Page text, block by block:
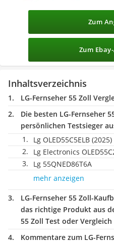
Zum
Zum
Inhaltsverzeichnis
LG-Fernseher 55 Zoll
Die besten LG-Fernseher
persönlichen Testsieger
Lg OLED55C5ELB (2025)
Lg Electronics
Lg 55QNED86T6A
mehr anzeigen
LG-Fernseher 55 Zoll-
das richtige Produkt aus
55 Zoll Test oder Vergleich
Kommentare zum LG-